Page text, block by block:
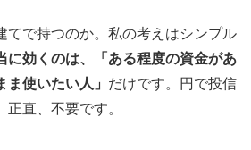
てで持つのか。私の考えはシンプル
に効くのは、「ある程度の資金があ
使いたい人」 だけです。円で投信
直、不要です。